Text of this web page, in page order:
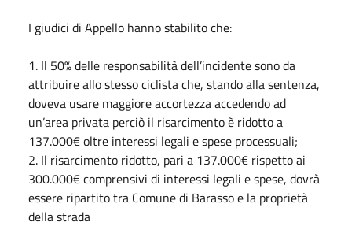
I giudici di Appello hanno stabilito che:
1. Il 50% delle responsabilità dell’incidente sono da
attribuire allo stesso ciclista che, stando alla sentenza,
doveva usare maggiore accortezza accedendo ad
un’area privata perciò il risarcimento è ridotto a
137.000€ oltre interessi legali e spese processuali;
2. Il risarcimento ridotto, pari a 137.000€ rispetto ai
300.000€ comprensivi di interessi legali e spese, dovrà
essere ripartito tra Comune di Barasso e la proprietà
della strada